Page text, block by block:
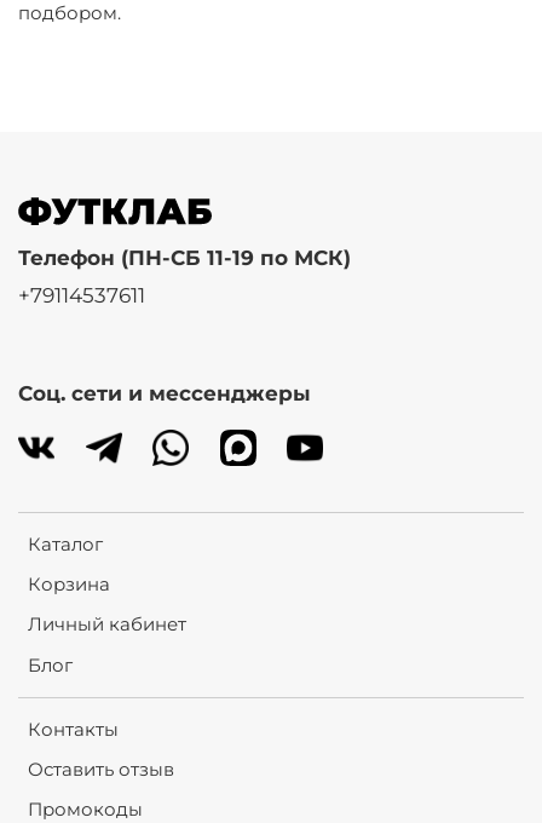
подбором.
Каталог
Корзина
Личный кабинет
Блог
Контакты
Оставить отзыв
Промокоды
Телефон (ПН-СБ 11-19 по МСК)
+79114537611
Соц. сети и мессенджеры